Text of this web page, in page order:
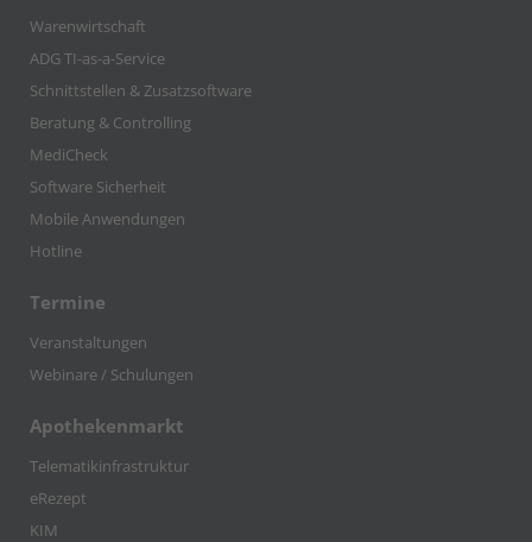
Warenwirtschaft
ADG TI-as-a-Service
Schnittstellen & Zusatzsoftware
Beratung & Controlling
MediCheck
Software Sicherheit
Mobile Anwendungen
Hotline
Termine
Veranstaltungen
Webinare / Schulungen
Apothekenmarkt
Telematikinfrastruktur
eRezept
KIM